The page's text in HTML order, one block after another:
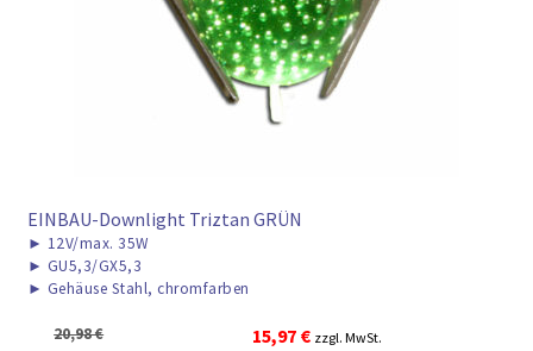
► VERSANDARTEN
EINBAU-Downlight Triztan GRÜN
► 12V/max. 35W
► GU5,3/GX5,3
► Gehäuse Stahl, chromfarben
20,98€
Ursprünglicher
15,97 €Aktueller
zzgl. MwSt.